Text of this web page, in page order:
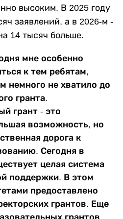
высоким. В 2025 году
заявлений, а в 2026-м -
14 тысяч больше.
мне особенно
к тем ребятам,
немного не хватило до
гранта.
грант - это
возможность, но
дорога к
Сегодня в
целая система
поддержки. В этом
предоставлено
грантов. Еще